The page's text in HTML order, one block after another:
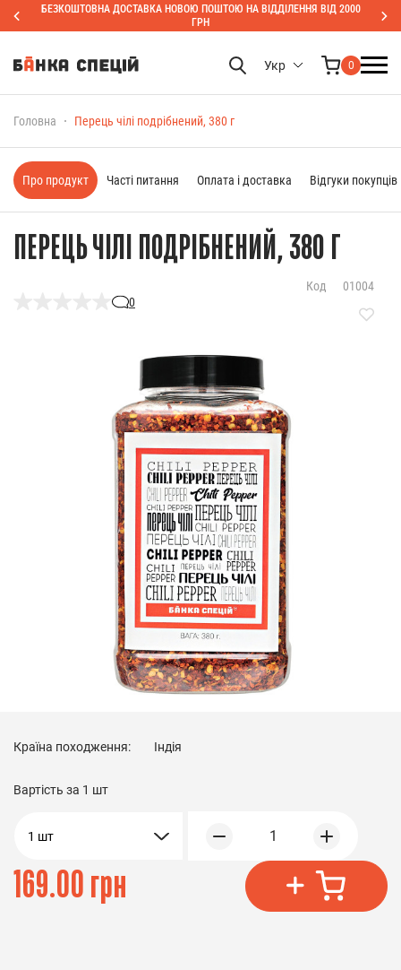
БЕЗКОШТОВНА ДОСТАВКА НОВОЮ ПОШТОЮ НА ВІДДІЛЕННЯ ВІД 2000
ГРН
Укр 0
Головна Перець чілі подрібнений, 380 г
ПЕРЕЦЬ ЧІЛІ ПОДРІБНЕНИЙ, 380 Г
0
Код 01004
Країна походження: Індія
Вартість за 1 шт
1 шт 1
169.00 грн
Про продукт Часті питання Оплата і доставка Відгуки покупців